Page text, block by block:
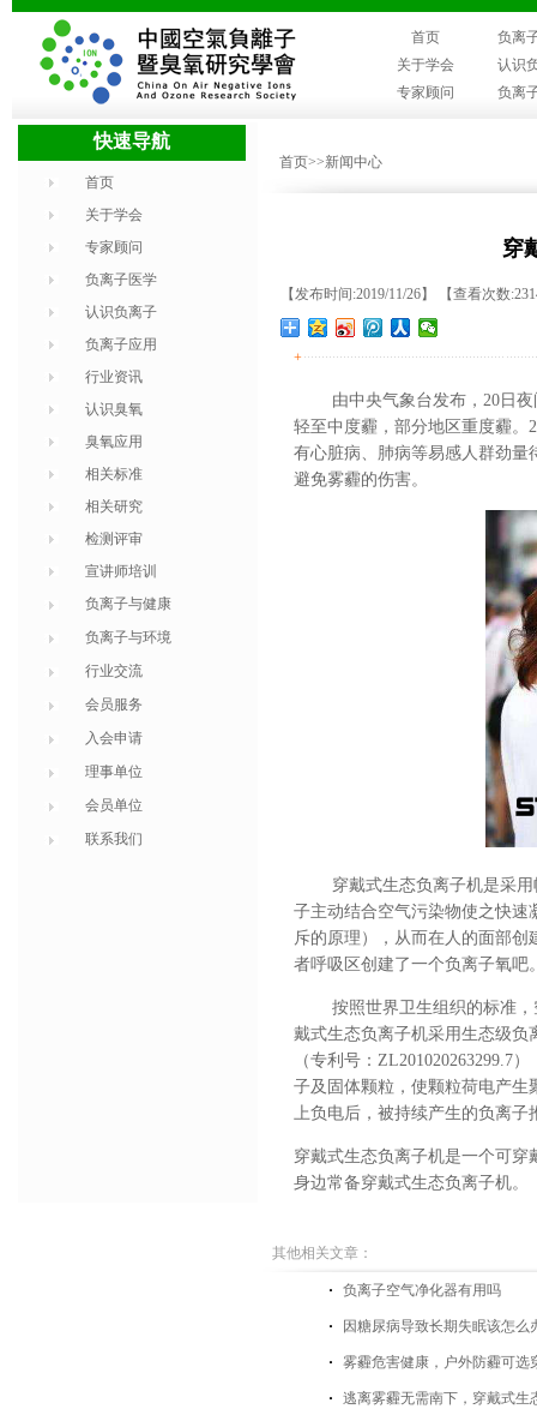
首页
负离
关于学会
认识
专家顾问
负离
快速导航
首页
关于学会
专家顾问
负离子医学
认识负离子
负离子应用
行业资讯
认识臭氧
臭氧应用
相关标准
相关研究
检测评审
宣讲师培训
负离子与健康
负离子与环境
行业交流
会员服务
入会申请
理事单位
会员单位
联系我们
首页>>新闻中心
穿
【发布时间:2019/11/26】 【查看次数
+
由中央气象台发布， 20日
轻至中度霾，部分地区重度霾。
有心脏病、肺病等易感人群劲量
避免雾霾的伤害。
穿戴式生态负离子机是采
子主动结合空气污染物使之快速
斥的原理），从而在人的面部
者呼吸区创建了一个负离子氧吧
按照世界卫生组织的标准
戴式生态负离子机采用生态级负
（专利号： ZL201020263299.7）
子及固体颗粒，使颗粒荷电产生
上负电后，被持续产生的负离子
穿戴式生态负离子机是一个可
身边常备穿戴式生态负离子机。
其他相关文章：
负离子空气净化器有用吗
因糖尿病导致长期失眠该怎么
雾霾危害健康，户外防霾可选
逃离雾霾无需南下，穿戴式生